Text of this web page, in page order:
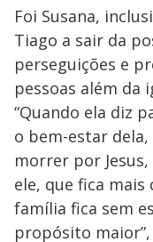
Foi Susana,
Tiago a sair da
perseguições e
pessoas além da
“Quando ela diz
o bem-estar
morrer por
ele, que fica
família fica sem
propósito